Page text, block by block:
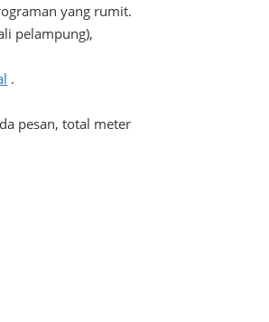
yang rumit.
pelampung),
.
pesan, total meter